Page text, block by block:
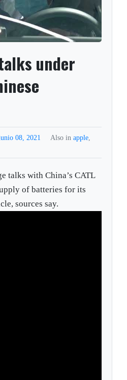
under
08, 2021 Also in apple,
talks with China’s CATL
of batteries for its
sources say.